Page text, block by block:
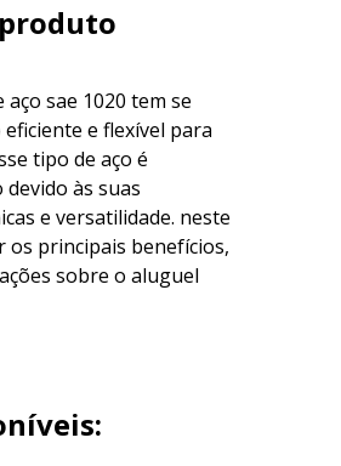
sae 1020 tem se
e flexível para
tipo de aço é
às suas
e versatilidade. neste
os principais benefícios,
sobre o aluguel
aço sae 1020?
contém